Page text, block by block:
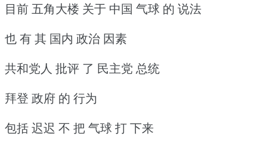
目前 五角大楼 关于 中国 气球 的 说法
也 有 其 国内 政治 因素
共和党人 批评 了 民主党 总统
拜登 政府 的 行为
包括 迟迟 不 把 气球 打 下来